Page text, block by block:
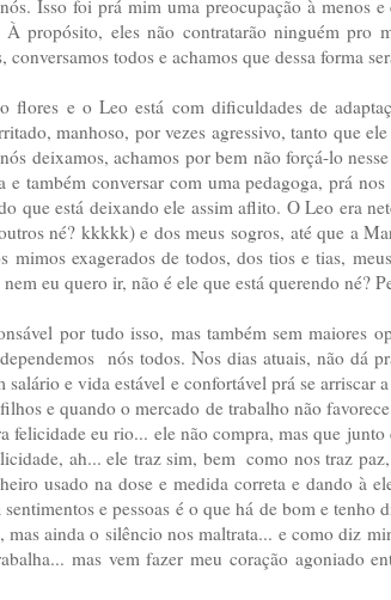
Isso foi prá mim uma preocupação à menos
À propósito, eles não contratarão ninguém pro
conversamos todos e achamos que dessa forma
flores e o Leo está com dificuldades de
manhoso, por vezes agressivo, tanto que
deixamos, achamos por bem não forçá-lo
e também conversar com uma pedagoga, prá
que está deixando ele assim aflito. O Leo era
né? kkkkk) e dos meus sogros, até que a
mimos exagerados de todos, dos tios e tias,
eu quero ir, não é ele que está querendo né?
por tudo isso, mas também sem maiores
nós todos. Nos dias atuais, não dá
e vida estável e confortável prá se arriscar
e quando o mercado de trabalho não
felicidade eu rio... ele não compra, mas que
ah... ele traz sim, bem como nos traz
usado na dose e medida correta e dando à
e pessoas é o que há de bom e tenho
ainda o silêncio nos maltrata... e como diz
mas vem fazer meu coração agoniado